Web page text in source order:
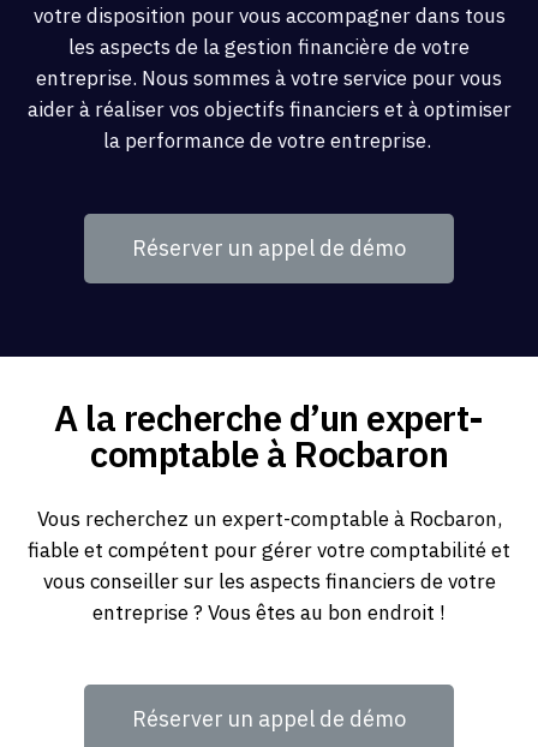
votre disposition pour vous accompagner dans tous
les aspects de la gestion financière de votre
entreprise. Nous sommes à votre service pour vous
aider à réaliser vos objectifs financiers et à optimiser
la performance de votre entreprise.
Réserver un appel de démo
A la recherche d’un expert-
comptable à Rocbaron
Vous recherchez un expert-comptable à Rocbaron,
fiable et compétent pour gérer votre comptabilité et
vous conseiller sur les aspects financiers de votre
entreprise ? Vous êtes au bon endroit !
Réserver un appel de démo